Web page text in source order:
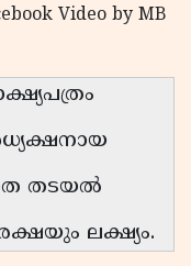
Video by MB
തടയൽ
ലക്ഷ്യം.